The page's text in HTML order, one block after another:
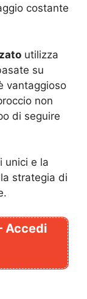
costante
utilizza
su
vantaggioso
non
di seguire
unici e la
strategia di
Accedi